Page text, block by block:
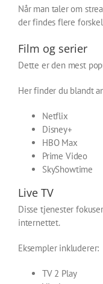
Når man taler om
der findes flere
Film og serier
Dette er den mest
Her finder du blandt
Netflix
Disney+
HBO Max
Prime Video
SkyShowtime
Live TV
Disse tjenester
internettet.
Eksempler inkluderer:
TV 2 Play